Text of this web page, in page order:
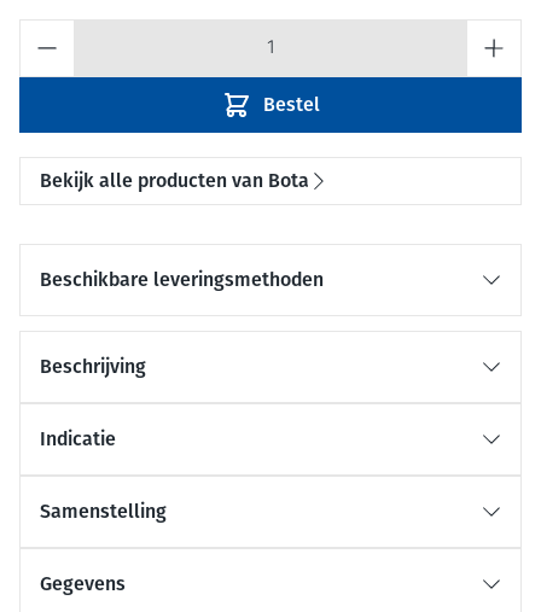
Bestel
Bekijk alle producten van Bota
Beschikbare leveringsmethoden
Beschrijving
Indicatie
Samenstelling
Gegevens